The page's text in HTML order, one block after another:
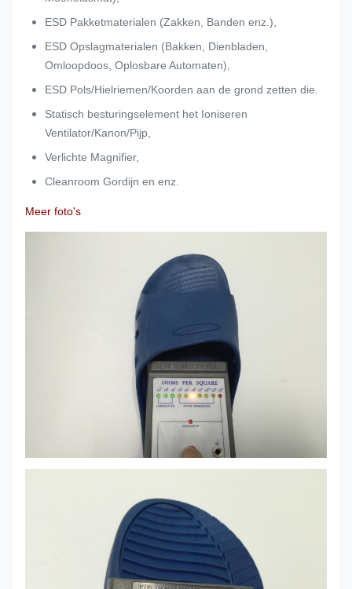
ESD Pakketmaterialen (Zakken, Banden enz.),
ESD Opslagmaterialen (Bakken, Dienbladen,
Omloopdoos, Oplosbare Automaten),
ESD Pols/Hielriemen/Koorden aan de grond zetten die.
Statisch besturingselement het Ioniseren
Ventilator/Kanon/Pijp,
Verlichte Magnifier,
Cleanroom Gordijn en enz.
Meer foto's